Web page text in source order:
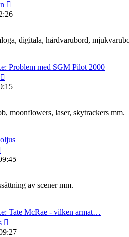
till
inlägget
digitala, hårdvarubord,
Problem med SGM Pilot 2000
till
inlägget
moonflowers, laser, skytrackers mm.
till
inläggetav scener mm.
Tate McRae - vilken armat…
till